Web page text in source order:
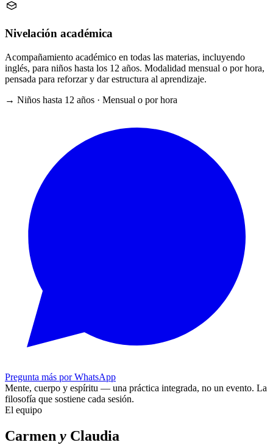
Nivelación académica
Acompañamiento académico en todas las materias, incluyendo
inglés, para niños hasta los 12 años. Modalidad mensual o por hora,
pensada para reforzar y dar estructura al aprendizaje.
→ Niños hasta 12 años · Mensual o por hora
Pregunta más por WhatsApp
Mente, cuerpo y espíritu — una práctica integrada, no un evento. La
filosofía que sostiene cada sesión.
El equipo
Carmen y Claudia